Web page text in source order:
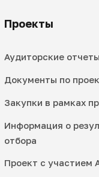
Проекты
Аудиторские отчеты
Документы по
Закупки в рамках
Информация о
отбора
Проект с участием